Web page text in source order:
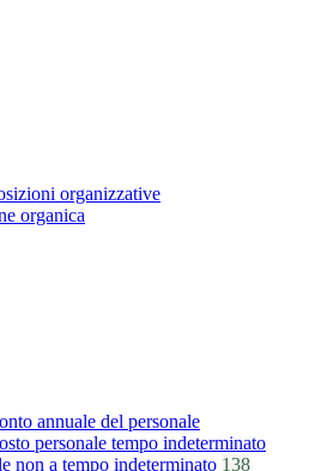
organizzative
organica
annuale del personale
personale tempo indeterminato
non a tempo indeterminato 138